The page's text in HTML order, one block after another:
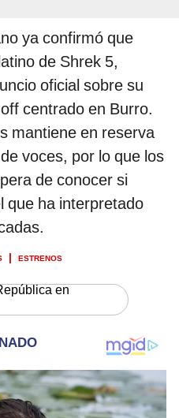
ya confirmó que
de Shrek 5,
oficial sobre su
centrado en Burro.
mantiene en reserva
voces, por lo que los
de conocer si
que ha interpretado
ESTRENOS
en